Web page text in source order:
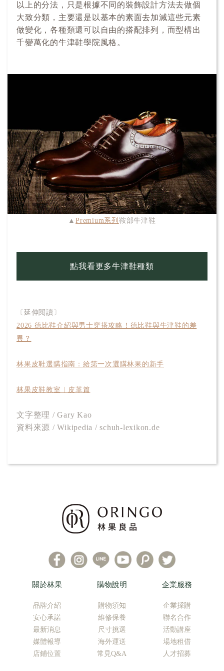
以上的分法，只是根據不同的裝飾設計方法去做個
大致分類，主要還是以基本的素面去加減這些元素
做變化，各種類還可以自由的搭配排列，而型構出
千變萬化的牛津鞋學院風格。
▲Premium系列 鞍部牛津鞋
點我看更多牛津鞋種類
〔延伸閱讀〕
2026 德比鞋介紹與男士穿搭攻略！德比鞋與牛津鞋的差
異？
林果皮鞋選購指南：給第一次選購林果的新手
林果皮鞋教室︱皮革篇
文字整理 / Gary Kao
資料來源 / Wikipedia / schuh-lexikon.de
關於林果
品牌介紹
安心承諾
最新消息
媒體報導
店鋪位置
購物說明
購物須知
維修保養
尺寸挑選
海外運送
常見Q&A
企業服務
企業採購
聯名合作
活動講座
場地租借
人才招募